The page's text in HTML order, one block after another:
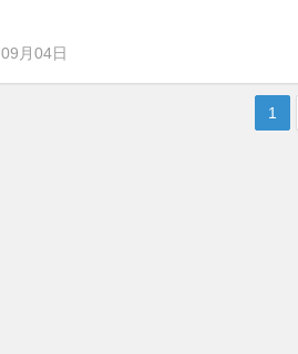
09月04日
1